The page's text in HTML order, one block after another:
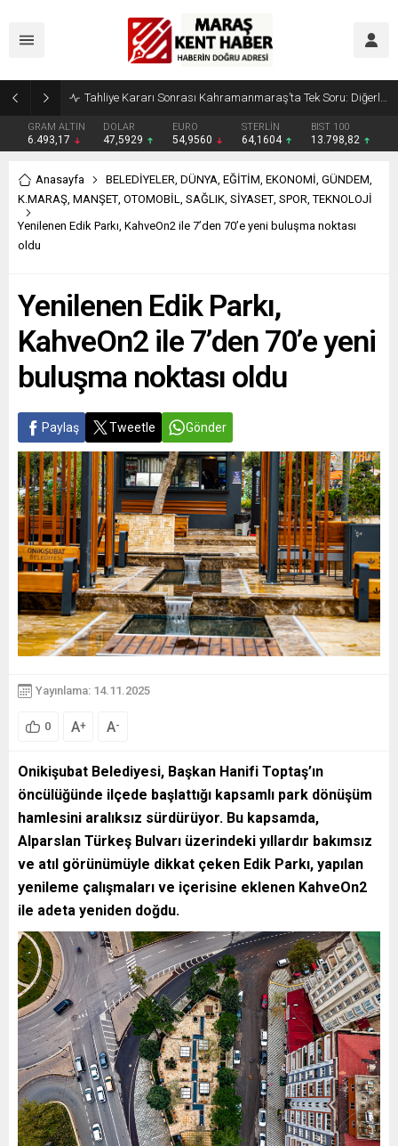
Tahliye Kararı Sonrası Kahramanmaraş’ta Tek Soru: Diğerleri neden İçeride?
GRAM ALTIN
6.493,17
DOLAR
47,5929
EURO
54,9560
STERLİN
64,1604
BIST 100
13.798,82
Anasayfa BELEDİYELER, DÜNYA, EĞİTİM, EKONOMİ, GÜNDEM,
K.MARAŞ, MANŞET, OTOMOBİL, SAĞLIK, SİYASET, SPOR,TEKNOLOJİ
Yenilenen Edik Parkı, KahveOn2 ile 7’den 70’e yeni buluşma noktası
oldu
Yenilenen Edik Parkı,
KahveOn2 ile 7’den 70’e yeni
buluşma noktası oldu
Paylaş Tweetle Gönder
Yayınlama: 14.11.2025
0 A+ A-
Onikişubat Belediyesi, Başkan Hanifi Toptaş’ın
öncülüğünde ilçede başlattığı kapsamlı park dönüşüm
hamlesini aralıksız sürdürüyor. Bu kapsamda,
Alparslan Türkeş Bulvarı üzerindeki yıllardır bakımsız
ve atıl görünümüyle dikkat çeken Edik Parkı, yapılan
yenileme çalışmaları ve içerisine eklenen KahveOn2
ile adeta yeniden doğdu.